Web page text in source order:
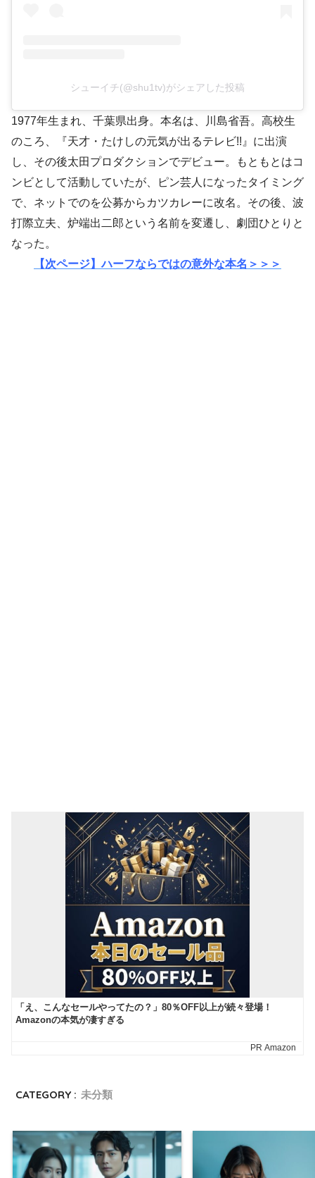
シューイチ(@shu1tv)がシェアした投稿
1977年生まれ、千葉県出身。本名は、川島省吾。高校生
のころ、『天才・たけしの元気が出るテレビ!!』に出演
し、その後太田プロダクションでデビュー。もともとはコ
ンビとして活動していたが、ピン芸人になったタイミング
で、ネットでのを公募からカツカレーに改名。その後、波
打際立夫、炉端出二郎という名前を変遷し、劇団ひとりと
なった。
【次ページ】ハーフならではの意外な本名＞＞＞
CATEGORY : 未分類